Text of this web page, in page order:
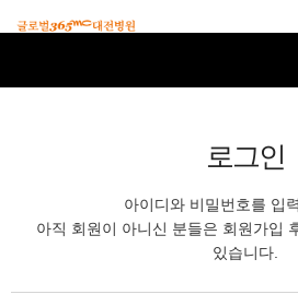
로그인
아이디와 비밀번호를 입
아직 회원이 아니신 분들은 회원가입
있습니다.